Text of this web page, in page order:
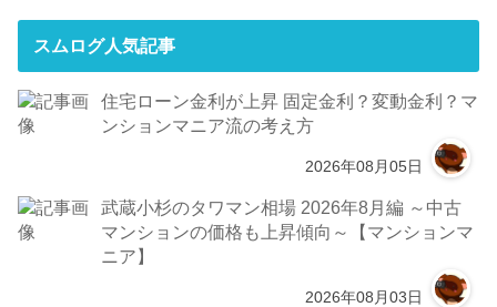
スムログ人気記事
住宅ローン金利が上昇 固定金利？変動金利？マ
ンションマニア流の考え方
2026年08月05日
武蔵小杉のタワマン相場 2026年8月編 ～中古
マンションの価格も上昇傾向～【マンションマ
ニア】
2026年08月03日